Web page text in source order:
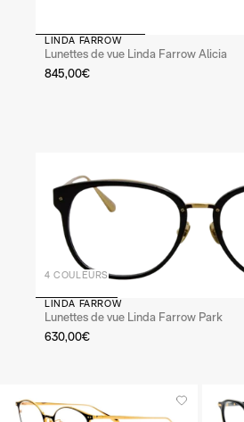
LINDA FARROW
Lunettes de vue Linda Farrow Alicia
845,00€
4 COULEURS
LINDA FARROW
Lunettes de vue Linda Farrow Park
630,00€